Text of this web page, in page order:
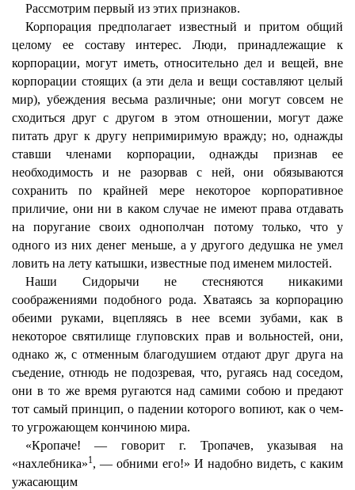
Рассмотрим первый из этих признаков.
Корпорация предполагает известный и притом общий
целому ее составу интерес. Люди, принадлежащие к
корпорации, могут иметь, относительно дел и вещей, вне
корпорации стоящих (а эти дела и вещи составляют целый
мир), убеждения весьма различные; они могут совсем не
сходиться друг с другом в этом отношении, могут даже
питать друг к другу непримиримую вражду; но, однажды
ставши членами корпорации, однажды признав ее
необходимость и не разорвав с ней, они обязываются
сохранить по крайней мере некоторое корпоративное
приличие, они ни в каком случае не имеют права отдавать
на поругание своих однополчан потому только, что у
одного из них денег меньше, а у другого дедушка не умел
ловить на лету катышки, известные под именем милостей.
Наши Сидорычи не стесняются никакими
соображениями подобного рода. Хватаясь за корпорацию
обеими руками, вцепляясь в нее всеми зубами, как в
некоторое святилище глуповских прав и вольностей, они,
однако ж, с отменным благодушием отдают друг друга на
съедение, отнюдь не подозревая, что, ругаясь над соседом,
они в то же время ругаются над самими собою и предают
тот самый принцип, о падении которого вопиют, как о чем-
то угрожающем кончиною мира.
«Кропаче! — говорит г. Тропачев, указывая на
«нахлебника»1 , — обними его!» И надобно видеть, с каким
ужасающим